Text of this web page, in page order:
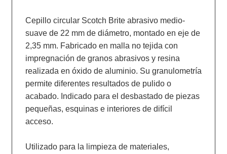
Cepillo circular Scotch Brite abrasivo medio-
suave de 22 mm de diámetro, montado en eje de
2,35 mm. Fabricado en malla no tejida con
impregnación de granos abrasivos y resina
realizada en óxido de aluminio. Su granulometría
permite diferentes resultados de pulido o
acabado. Indicado para el desbastado de piezas
pequeñas, esquinas e interiores de difícil
acceso.
Utilizado para la limpieza de materiales,